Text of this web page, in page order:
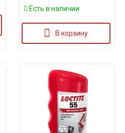
Есть в наличии
В корзину